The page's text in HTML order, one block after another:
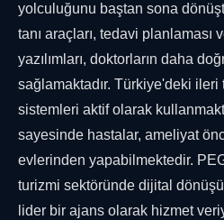
yolculuğunu baştan sona
tanı araçları, tedavi planlaması
yazılımları, doktorların daha
sağlamaktadır. Türkiye'deki
sistemleri aktif olarak
sayesinde hastalar, ameliyat
evlerinden yapabilmektedir.
turizmi sektöründe dijital
lider bir ajans olarak hizmet